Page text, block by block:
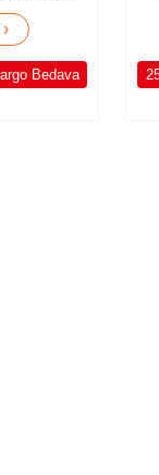
›
Bedava